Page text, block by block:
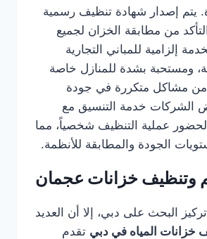
يتم إصدار شهادة تنظيف رسمية
من مطابقة الخزان لجميع
إلزامية للمباني التجارية
ومستحبة بشدة للمنازل خاصة
من مشاكل متكررة في جودة
الشركات خدمة التنسيق مع
عملية التنظيف شخصياً، مما
الجودة والمطابقة للأنظمة.
وتنظيف خزانات عجمان
البحث على دبي، إلا أن العديد
خزانات المياه في دبي تقدم